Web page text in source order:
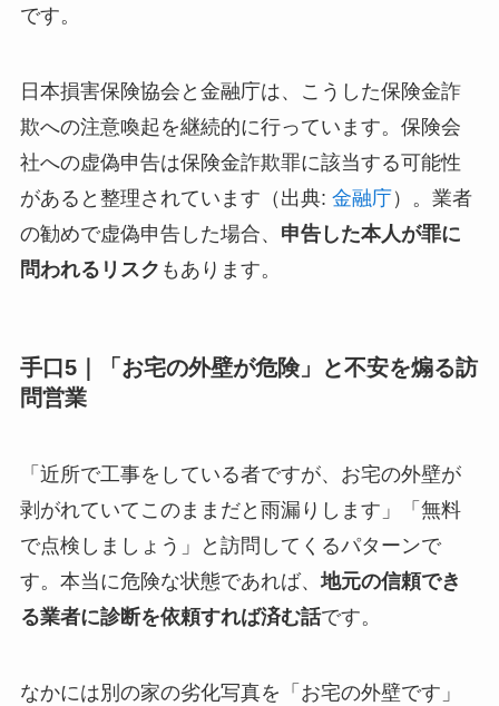
です。
日本損害保険協会と金融庁は、こうした保険金詐
欺への注意喚起を継続的に行っています。保険会
社への虚偽申告は保険金詐欺罪に該当する可能性
があると整理されています（出典: 金融庁）。業者
の勧めで虚偽申告した場合、 申告した本人が罪に
問われるリスク もあります。
手口5｜「お宅の外壁が危険」と不安を煽る訪
問営業
「近所で工事をしている者ですが、お宅の外壁が
剥がれていてこのままだと雨漏りします」「無料
で点検しましょう」と訪問してくるパターンで
す。本当に危険な状態であれば、地元の信頼でき
る業者に診断を依頼すれば済む話です。
なかには別の家の劣化写真を「お宅の外壁です」